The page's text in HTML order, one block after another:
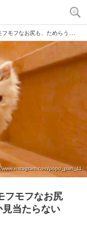
う姿も…可愛いしか見当たらない(´﹃｀) 45秒
www.instagram.com/popo_pan_11
フモフなお尻
当たらない